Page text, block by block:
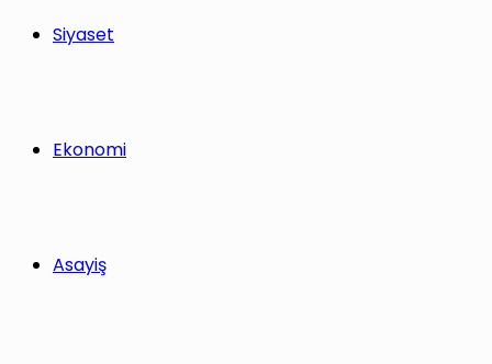
Siyaset
Ekonomi
Asayiş